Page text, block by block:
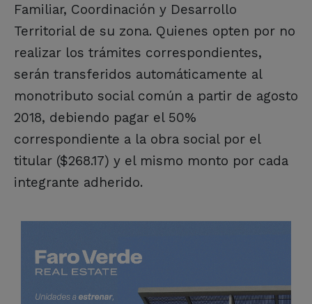
Familiar, Coordinación y Desarrollo
Territorial de su zona. Quienes opten por no
realizar los trámites correspondientes,
serán transferidos automáticamente al
monotributo social común a partir de agosto
2018, debiendo pagar el 50%
correspondiente a la obra social por el
titular ($268.17) y el mismo monto por cada
integrante adherido.